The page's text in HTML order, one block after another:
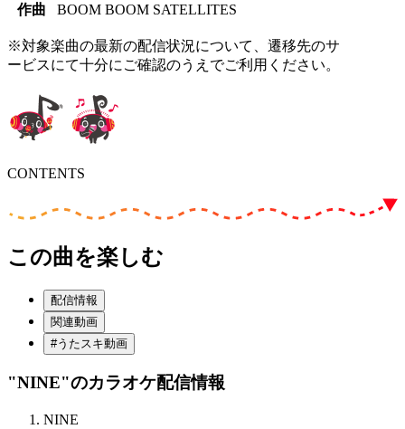
作曲
BOOM BOOM SATELLITES
※対象楽曲の最新の配信状況について、遷移先のサ
ービスにて十分にご確認のうえでご利用ください。
CONTENTS
この曲を楽しむ
配信情報
関連動画
#うたスキ動画
"NINE"のカラオケ配信情報
NINE